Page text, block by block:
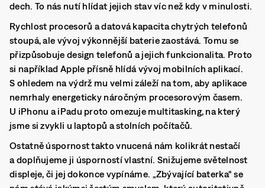
dech. To nás nutí hlídat jejich stav víc než kdy v minulosti.
Rychlost procesorů a datová kapacita chytrých telefonů
stoupá, ale vývoj výkonnější baterie zaostává. Tomu se
přizpůsobuje design telefonů a jejich funkcionalita. Proto
si například Apple přísně hlídá vývoj mobilních aplikací.
S ohledem na výdrž mu velmi záleží na tom, aby aplikace
nemrhaly energeticky náročným procesorovým časem.
U iPhonu a iPadu proto omezuje multitasking, na který
jsme si zvykli u laptopů a stolních počítačů.
Ostatně úspornost takto vnucená nám kolikrát nestačí
a doplňujeme ji úsporností vlastní. Snižujeme světelnost
displeje, či jej dokonce vypínáme. „Zbývající baterka“ se